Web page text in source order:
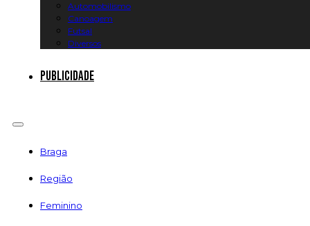
Automobilismo
Canoagem
Futsal
Diversos
Publicidade
Braga
Região
Feminino